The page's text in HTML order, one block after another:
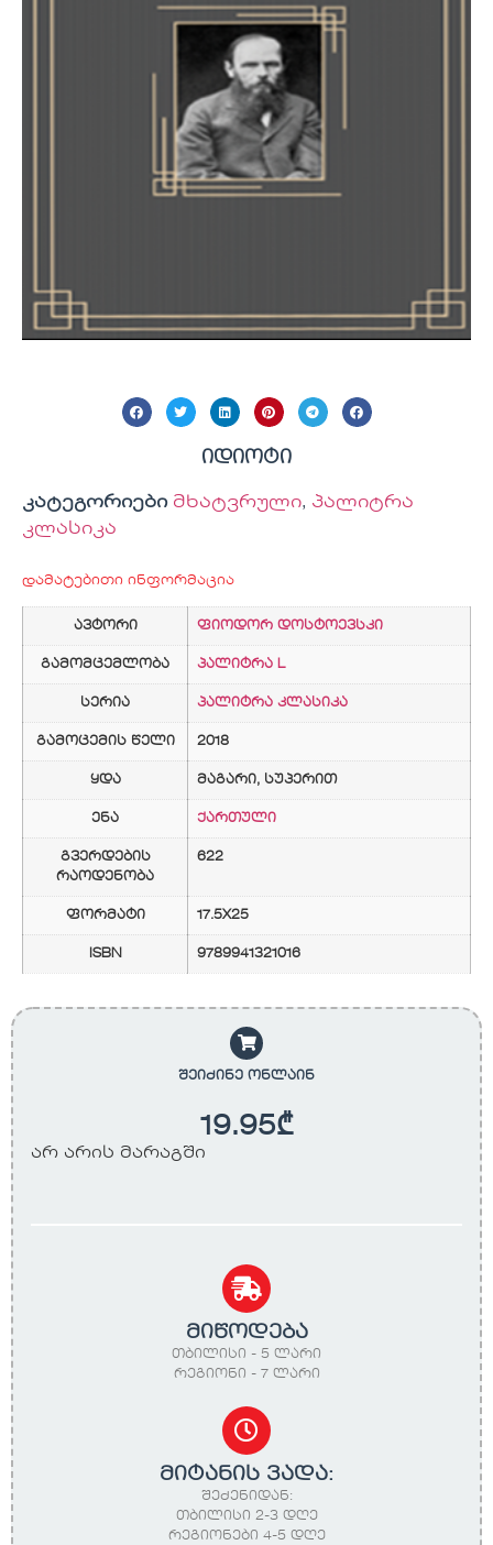
იდიოტი
კატეგორიები მხატვრული, პალიტრა
კლასიკა
დამატებითი ინფორმაცია
ავტორი ფიოდორ დოსტოევსკი
გამომცემლობა პალიტრა L
სერია პალიტრა კლასიკა
გამოცემის წელი 2018
ყდა მაგარი, სუპერით
ენა ქართული
გვერდების
რაოდენობა
622
ფორმატი 17.5X25
ISBN 9789941321016
შეიძინე ონლაინ
19.95₾
არ არის მარაგში
მიწოდება
თბილისი - 5 ლარი
რეგიონი - 7 ლარი
მიტანის ვადა:
შეძენიდან:
თბილისი 2-3 დღე
რეგიონები 4-5 დღე